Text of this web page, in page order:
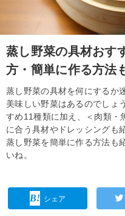
蒸し野菜の具材おす
方・簡単に作る方法
蒸し野菜の具材を何にするか
美味しい野菜はあるのでしょ
すめ11種類に加え、＜肉類・
に合う具材やドレッシングも
蒸し野菜を簡単に作る方法も
いね。
シェア